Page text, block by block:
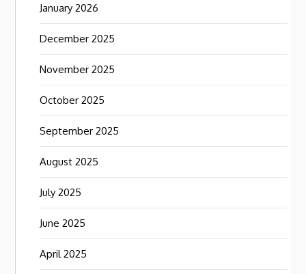
January 2026
December 2025
November 2025
October 2025
September 2025
August 2025
July 2025
June 2025
April 2025